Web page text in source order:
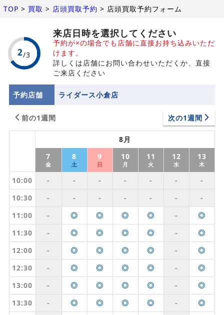
TOP > 買取 > 店頭買取予約 > 店頭買取予約フォーム
来店日時を選択してください
予約が×の場合でも店舗に直接お持ち込みいただ
けます。
詳しくは店舗にお問い合わせいただくか、直接
ご来店ください
予約店舗 ライダース小倉店
前の1週間 次の1週間
8月
7
金
8
土
9
日
10
月
11
火
12
水
13
木
10:00 - - - - - -
-
10:30
- - - - - -
-
11:00
- ◎ ◎ ◎ ◎ -
◎
11:30
- ◎ ◎ ◎ ◎ -
◎
12:00
- ◎ ◎ ◎ ◎ -
◎
12:30
- ◎ ◎ ◎ ◎ -
◎
13:00
- ◎ ◎ ◎ ◎ -
◎
13:30
- ◎ ◎ ◎ ◎ -
◎